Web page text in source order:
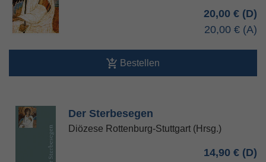
20,00 €
20,00 €
Bestellen
Der Sterbesegen
Diözese Rottenburg-Stuttgart (Hrsg.)
14,90 €